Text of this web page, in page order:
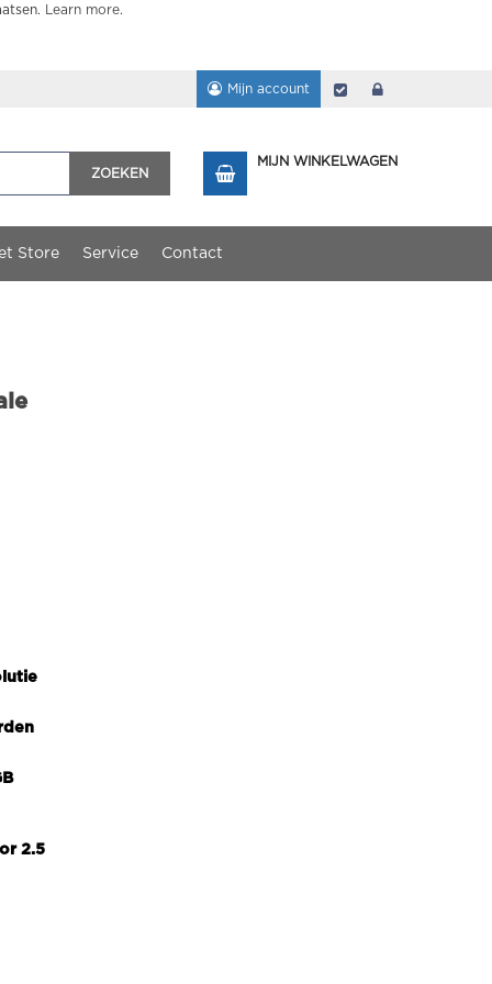
Learn more.
Mijn account Afrekenen
ZOEKEN
MIJN WINKELWAGEN
Store Service Contact
2.5